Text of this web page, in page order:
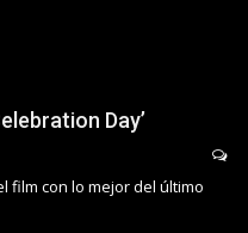
Day’
film con lo mejor del último